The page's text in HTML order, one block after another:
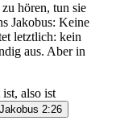
hören, tun sie
Jakobus: Keine
letztlich: kein
aus. Aber in
also ist
Jakobus 2:26